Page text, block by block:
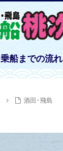
乗船までの流れ
酒田･飛島